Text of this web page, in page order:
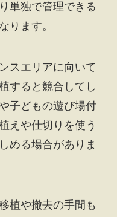
単独で管理できる
ります。
スエリアに向いて
すると競合してし
子どもの遊び場付
えや仕切りを使う
める場合がありま
植や撤去の手間も